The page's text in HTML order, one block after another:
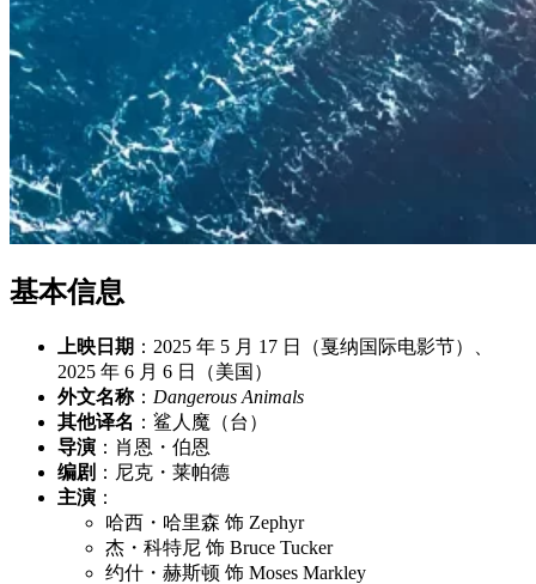
基本信息
上映日期 ：2025 年 5 月 17 日（戛纳国际电影节）、
2025 年 6 月 6 日（美国）
外文名称： Dangerous Animals
其他译名 ：鲨人魔（台）
导演 ：肖恩・伯恩
编剧 ：尼克・莱帕德
主演 ：
哈西・哈里森 饰 Zephyr
杰・科特尼 饰 Bruce Tucker
约什・赫斯顿 饰 Moses Markley